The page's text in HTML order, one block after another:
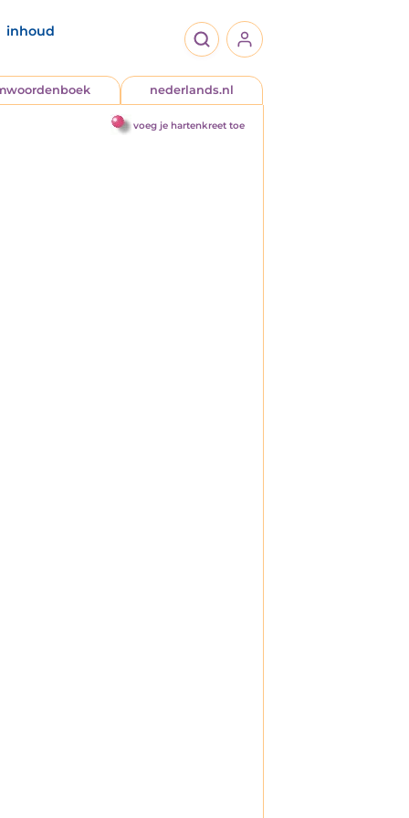
inhoud
nederlands.nl
voeg je hartenkreet toe